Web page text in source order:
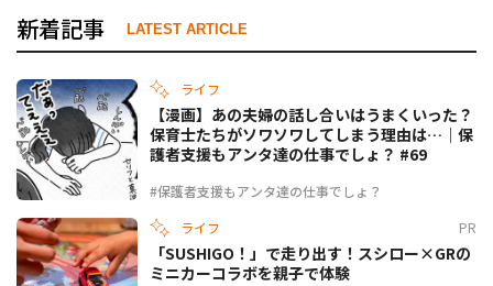
新着記事 LATEST ARTICLE
ライフ
#保護者支援もアンタ達の仕事でしょ？
【漫画】あの夫婦の話し合いはうまくいった？
保育士たちがソワソワしてしまう理由は…｜保
護者支援もアンタ達の仕事でしょ？ #69
ライフ PR
「SUSHIGO！」で走り出す！スシロー×GRの
ミニカーコラボを親子で体験